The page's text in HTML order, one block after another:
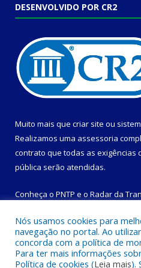
DESENVOLVIDO POR CR2
Muito mais que criar site ou
Realizamos uma assessoria
contrato que todas as exigências
pública serão atendidas.
Conheça o PNTP e o Radar da
Todos os direitos
Nós usamos cookies para
navegação no portal. Ao
concorda com a política de
Para ter mais informações
Política de cookies (Leia mais).